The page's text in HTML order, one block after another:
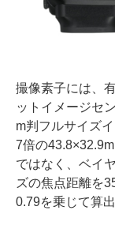
撮像素子には、
ットイメージセ
m判フルサイズ
7倍の
ではなく、ベイ
ズの焦点距離を
0.79を乗じて算出